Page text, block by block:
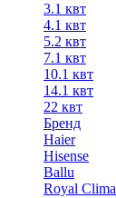
3.1 квт
4.1 квт
5.2 квт
7.1 квт
10.1 квт
14.1 квт
22 квт
Бренд
Haier
Hisense
Ballu
Royal Clima